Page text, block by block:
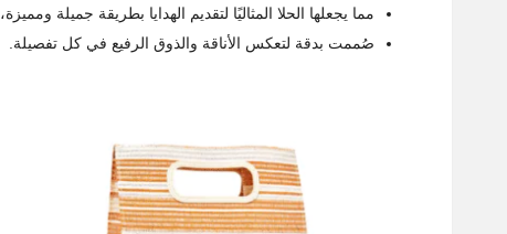
مما يجعلها الحلا المثاليًا لتقديم الهدايا بطريقة جميلة ومميزة،
صُممت بدقة لتعكس الأناقة والذوق الرفيع في كل تفصيلة.